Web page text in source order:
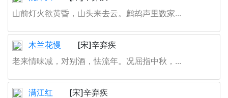
山前灯火欲黄昏，山头来去云。鹧鸪声里数家...
木兰花慢
[宋]辛弃疾
老来情味减，对别酒，怯流年。况屈指中秋，...
满江红
[宋]辛弃疾